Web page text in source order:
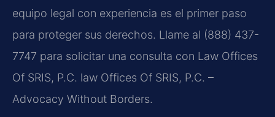
equipo legal con experiencia es el primer paso
para proteger sus derechos. Llame al (888) 437-
7747 para solicitar una consulta con Law Offices
Of SRIS, P.C. law Offices Of SRIS, P.C. –
Advocacy Without Borders.